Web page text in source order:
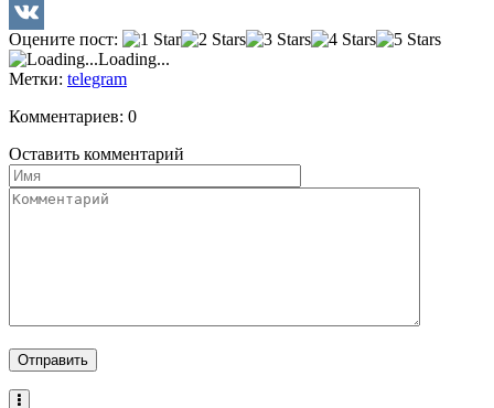
Twitter
VK
Оцените пост:
Loading...
Метки: telegram
Комментариев: 0
Оставить комментарий